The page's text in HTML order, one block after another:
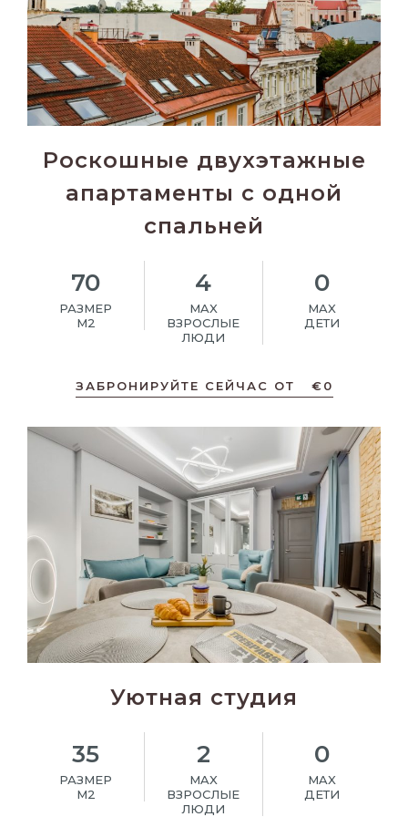
Роскошные двухэтажные
апартаменты с одной
спальней
70
РАЗМЕР
M2
4
MAX
ВЗРОСЛЫЕ
ЛЮДИ
0
MAX
ДЕТИ
ЗАБРОНИРУЙТЕ СЕЙЧАС ОТ €0
Уютная студия
35
РАЗМЕР
M2
2
MAX
ВЗРОСЛЫЕ
ЛЮДИ
0
MAX
ДЕТИ